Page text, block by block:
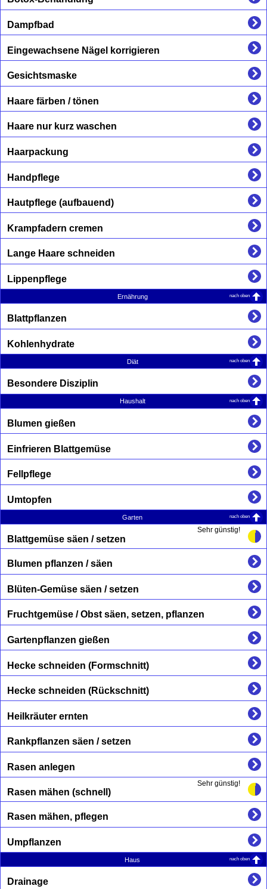
Dampfbad
Eingewachsene Nägel korrigieren
Gesichtsmaske
Haare färben / tönen
Haare nur kurz waschen
Haarpackung
Handpflege
Hautpflege (aufbauend)
Krampfadern cremen
Lange Haare schneiden
Lippenpflege
Ernährung nach oben
Blattpflanzen
Kohlenhydrate
Diät nach oben
Besondere Disziplin
Haushalt nach oben
Blumen gießen
Einfrieren Blattgemüse
Fellpflege
Umtopfen
Garten nach oben
Sehr günstig!
Blattgemüse säen / setzen
Blumen pflanzen / säen
Blüten-Gemüse säen / setzen
Fruchtgemüse / Obst säen, setzen, pflanzen
Gartenpflanzen gießen
Hecke schneiden (Formschnitt)
Hecke schneiden (Rückschnitt)
Heilkräuter ernten
Rankpflanzen säen / setzen
Rasen anlegen
Sehr günstig!
Rasen mähen (schnell)
Rasen mähen, pflegen
Umpflanzen
Haus nach oben
Drainage